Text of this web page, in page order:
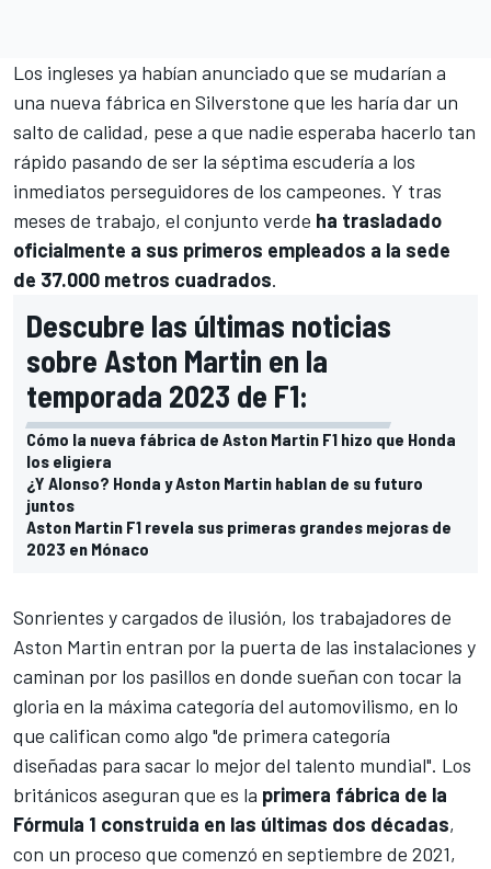
Los ingleses ya habían anunciado que se mudarían a
una nueva fábrica en Silverstone que les haría dar un
salto de calidad, pese a que nadie esperaba hacerlo tan
rápido pasando de ser la séptima escudería a los
inmediatos perseguidores de los campeones. Y tras
meses de trabajo, el conjunto verde ha trasladado
oficialmente a sus primeros empleados a la sede
de 37.000 metros cuadrados.
Descubre las últimas noticias
sobre Aston Martin en la
temporada 2023 de F1:
Cómo la nueva fábrica de Aston Martin F1 hizo que Honda
los eligiera
¿Y Alonso? Honda y Aston Martin hablan de su futuro
juntos
Aston Martin F1 revela sus primeras grandes mejoras de
2023 en Mónaco
Sonrientes y cargados de ilusión, los trabajadores de
Aston Martin entran por la puerta de las instalaciones y
caminan por los pasillos en donde sueñan con tocar la
gloria en la máxima categoría del automovilismo, en lo
que califican como algo "de primera categoría
diseñadas para sacar lo mejor del talento mundial". Los
británicos aseguran que es la primera fábrica de la
Fórmula 1 construida en las últimas dos décadas,
con un proceso que comenzó en septiembre de 2021,